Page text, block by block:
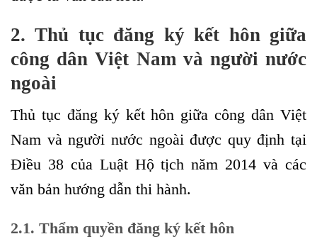
2. Thủ tục đăng ký kết hôn giữa
công dân Việt Nam và người nước
ngoài
Thủ tục đăng ký kết hôn giữa công dân Việt
Nam và người nước ngoài được quy định tại
Điều 38 của Luật Hộ tịch năm 2014 và các
văn bản hướng dẫn thi hành.
2.1. Thẩm quyền đăng ký kết hôn